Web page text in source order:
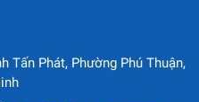
Tấn Phát, Phường Phú Thuận,